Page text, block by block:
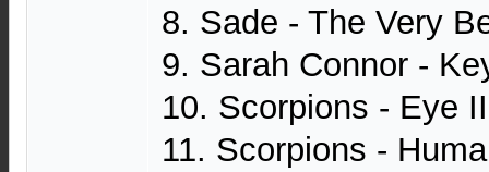
8. Sade - The Very
9. Sarah Connor -
10. Scorpions - Eye
11. Scorpions -